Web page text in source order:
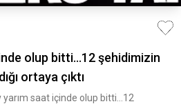
olup bitti...12 şehidimizin
ortaya çıktı
yarım saat içinde olup bitti...12